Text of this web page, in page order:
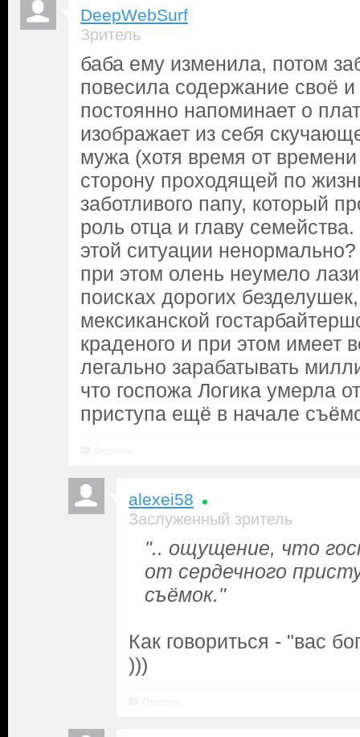
DeepWebSurf
Зритель
баба ему изменила, потом
повесила содержание своё
постоянно напоминает о
изображает из себя
мужа (хотя время от времени
сторону проходящей по
заботливого папу, который
роль отца и главу
этой ситуации
при этом олень неумело
поисках дорогих
мексиканской
краденого и при этом имеет
легально зарабатывать
что госпожа Логика умерла
приступа ещё в начале
alexei58
Заслуженный зритель
".. ощущение, что
от сердечного
съёмок."
Как говориться - "вас
)))